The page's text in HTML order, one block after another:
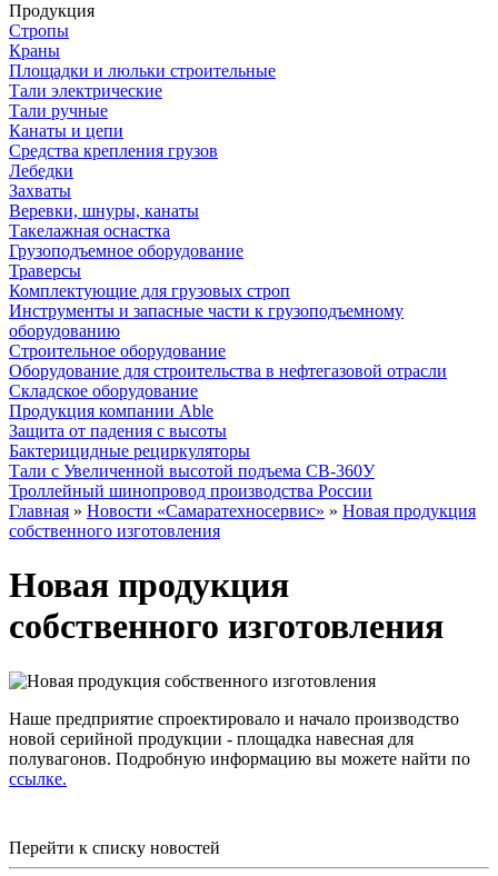
Продукция
Стропы
Краны
Площадки и люльки строительные
Тали электрические
Тали ручные
Канаты и цепи
Средства крепления грузов
Лебедки
Захваты
Веревки, шнуры, канаты
Такелажная оснастка
Грузоподъемное оборудование
Траверсы
Комплектующие для грузовых строп
Инструменты и запасные части к грузоподъемному
оборудованию
Строительное оборудование
Оборудование для строительства в нефтегазовой отрасли
Складское оборудование
Продукция компании Able
Защита от падения с высоты
Бактерицидные рециркуляторы
Тали с Увеличенной высотой подъема СВ-360У
Троллейный шинопровод производства России
Главная » Новости «Самаратехносервис» » Новая продукция
собственного изготовления
Новая продукция
собственного изготовления
Наше предприятие спроектировало и начало производство
новой серийной продукции - площадка навесная для
полувагонов. Подробную информацию вы можете найти по
ссылке.
Перейти к списку новостей